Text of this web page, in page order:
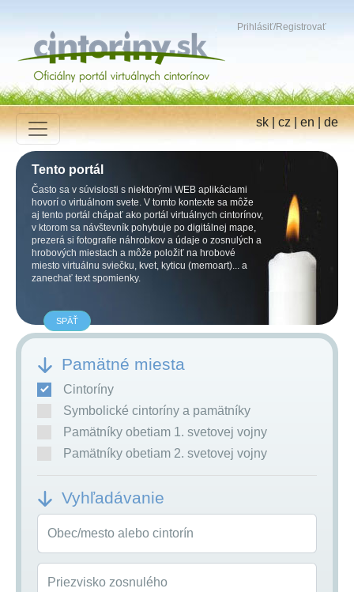
Prihlásiť/Registrovať
sk|cz|en|de
Tento portál
Často sa v súvislosti s niektorými WEB aplikáciami
hovorí o virtuálnom svete. V tomto kontexte sa môže
aj tento portál chápať ako portál virtuálnych cintorínov,
v ktorom sa návštevník pohybuje po digitálnej mape,
prezerá si fotografie náhrobkov a údaje o zosnulých a
hrobových miestach a môže položiť na hrobové
miesto virtuálnu sviečku, kvet, kyticu (memoart)... a
zanechať text spomienky.
SPÄŤ
Pamätné miesta
Cintoríny
Symbolické cintoríny a pamätníky
Pamätníky obetiam 1. svetovej vojny
Pamätníky obetiam 2. svetovej vojny
Vyhľadávanie
Obec/mesto alebo cintorín
Priezvisko zosnulého